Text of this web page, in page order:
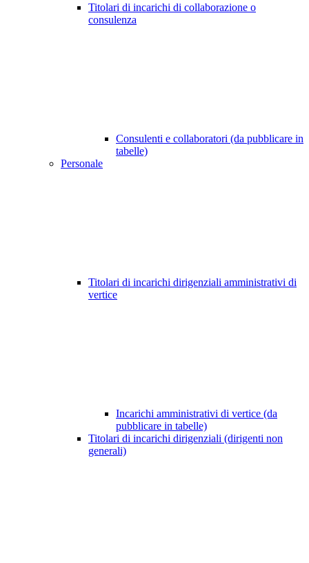
Titolari di incarichi di collaborazione o
consulenza
Consulenti e collaboratori (da pubblicare in
tabelle)
Personale
Titolari di incarichi dirigenziali amministrativi di
vertice
Incarichi amministrativi di vertice (da
pubblicare in tabelle)
Titolari di incarichi dirigenziali (dirigenti non
generali)